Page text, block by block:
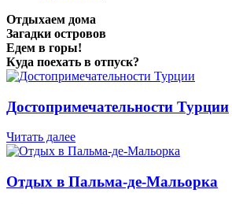
Отдыхаем дома
Загадки островов
Едем в горы!
Куда поехать в отпуск?
Достопримечательности Турции
Читать далее
Отдых в Пальма-де-Мальорка